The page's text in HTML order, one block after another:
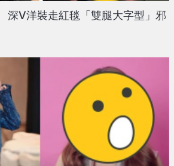
V洋裝走紅毯「雙腿大字型」邪